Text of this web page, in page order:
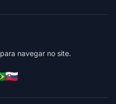
navegar no site.